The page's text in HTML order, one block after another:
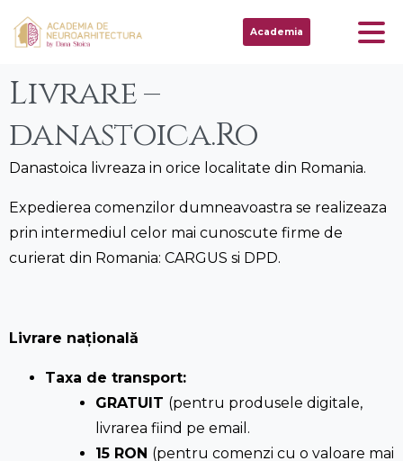
Academia
Livrare –
danastoica.Ro
Danastoica livreaza in orice localitate din Romania.
Expedierea comenzilor dumneavoastra se realizeaza
prin intermediul celor mai cunoscute firme de
curierat din Romania: CARGUS si DPD.
Livrare națională
Taxa de transport:
GRATUIT (pentru produsele digitale,
livrarea fiind pe email.
15 RON (pentru comenzi cu o valoare mai